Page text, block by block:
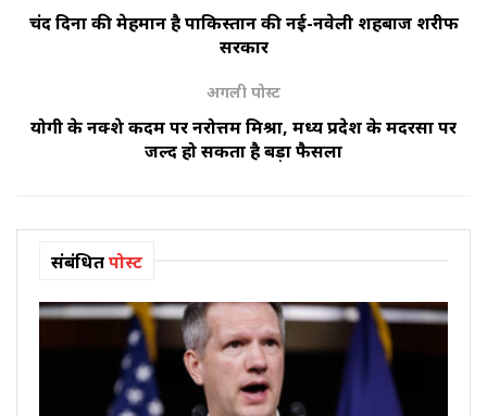
चंद दिनों की मेहमान है पाकिस्तान की नई-नवेली शहबाज शरीफ
सरकार
अगली पोस्ट
योगी के नक्शे कदम पर नरोत्तम मिश्रा, मध्य प्रदेश के मदरसों पर
जल्द हो सकता है बड़ा फैसला
संबंधितपोस्ट